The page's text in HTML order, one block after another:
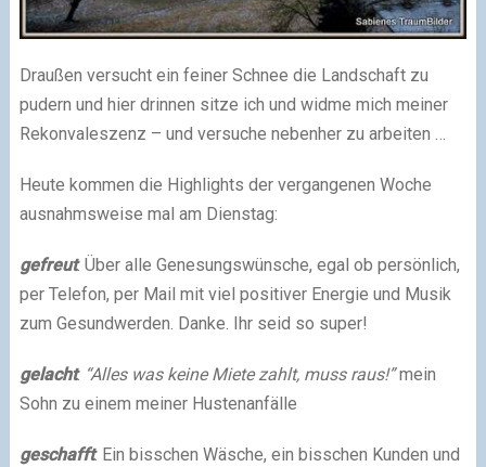
Draußen versucht ein feiner Schnee die Landschaft zu
pudern und hier drinnen sitze ich und widme mich meiner
Rekonvaleszenz – und versuche nebenher zu arbeiten …
Heute kommen die Highlights der vergangenen Woche
ausnahmsweise mal am Dienstag:
gefreut: Über alle Genesungswünsche, egal ob persönlich,
per Telefon, per Mail mit viel positiver Energie und Musik
zum Gesundwerden. Danke. Ihr seid so super!
gelacht: “Alles was keine Miete zahlt, muss raus!”mein
Sohn zu einem meiner Hustenanfälle
geschafft: Ein bisschen Wäsche, ein bisschen Kunden und